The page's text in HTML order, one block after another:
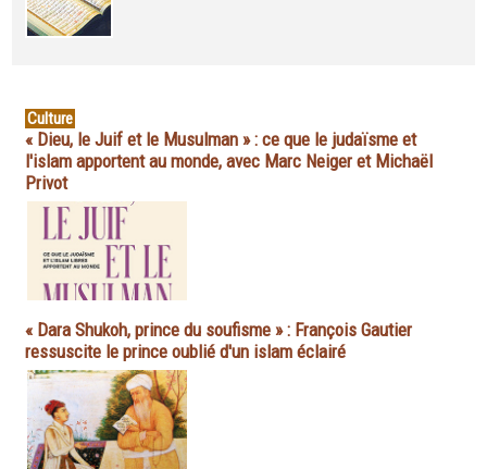
Culture
« Dieu, le Juif et le Musulman » : ce que le judaïsme et
l'islam apportent au monde, avec Marc Neiger et Michaël
Privot
« Dara Shukoh, prince du soufisme » : François Gautier
ressuscite le prince oublié d'un islam éclairé